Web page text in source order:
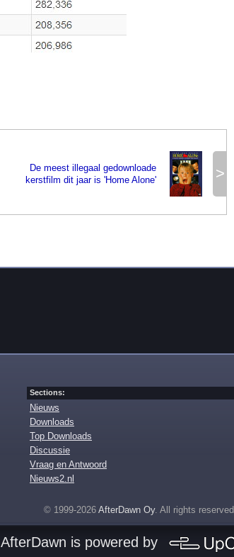
>
De meest illegaal gedownloade
kerstfilm dit jaar is 'Home Alone'
Sections:
Nieuws
Downloads
Top Downloads
Discussie
Vraag en Antwoord
Nieuws2.nl
© 1999-2026 AfterDawn Oy. All rights reserved
AfterDawn is powered by